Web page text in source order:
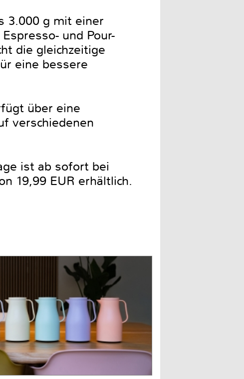
3.000 g mit einer
und Pour-
die gleichzeitige
eine bessere
über eine
verschiedenen
ist ab sofort bei
19,99 EUR erhältlich.